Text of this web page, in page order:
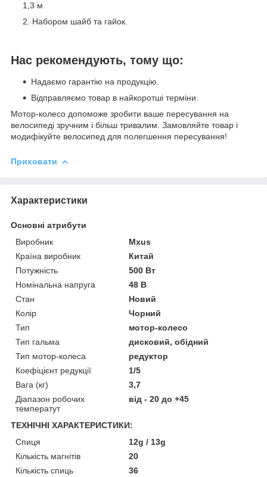
1,3 м
Набором шайб та гайок.
Нас рекомендують, тому що:
Надаємо гарантію на продукцію.
Відправляємо товар в найкоротші терміни.
Мотор-колесо допоможе зробити ваше пересування на
велосипеді зручним і більш тривалим. Замовляйте товар і
модифікуйте велосипед для полегшення пересування!
Приховати
Характеристики
Основні атрибути
Виробник
Mxus
Країна виробник
Китай
Потужність
500 Вт
Номінальна напруга
48 В
Стан
Новий
Колір
Чорний
Тип
мотор-колесо
Тип гальма
дисковий, обідний
Тип мотор-колеса
редуктор
Коефіцієнт редукції
1/5
Вага (кг)
3,7
Діапазон робочих
температут
від - 20 до +45
ТЕХНІЧНІ ХАРАКТЕРИСТИКИ:
Спиця
12g / 13g
Кількість магнітів
20
Кількість спиць
36